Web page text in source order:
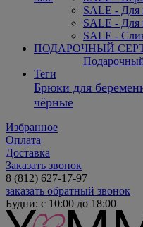
SALE -
SALE - Для
SALE -
ПОДАРОЧНЫЙ
Теги
Брюки для
чёрные
Избранное
Оплата
Доставка
Заказать звонок
8 (812) 627-17-97
заказать обратный звонок
Будни: с 10:00 до 18:00